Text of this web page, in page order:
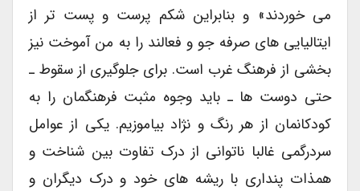
می خوردند» و بنابراین شکم پرست و پست تر از
ایتالیایی های صرفه جو و فعالند را به من آموخت نیز
بخشی از فرهنگ غرب است. برای جلوگیری از سقوط ـ
حتی دوست ها ـ باید وجوه مثبت فرهنگمان را به
کودکانمان از هر رنگ و نژاد بیاموزیم. یکی از عوامل
سردرگمی غالبا ناتوانی از درک تفاوت بین شناخت و
همذات پنداری با ریشه های خود و درک دیگران و